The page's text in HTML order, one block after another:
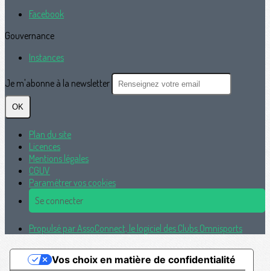
Facebook
Gouvernance
Instances
Je m'abonne à la newsletter
OK
Plan du site
Licences
Mentions légales
CGUV
Paramétrer vos cookies
Se connecter
Propulsé par AssoConnect, le logiciel des Clubs Omnisports
Vos choix en matière de confidentialité